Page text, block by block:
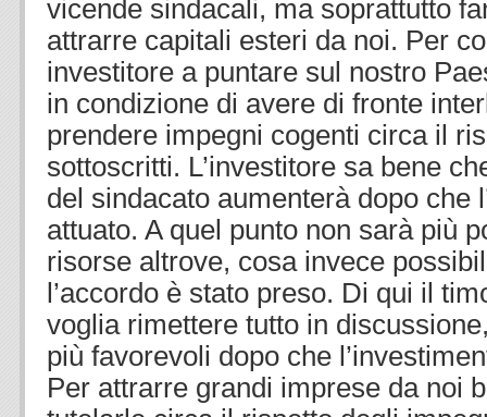
vicende sindacali, ma soprattutto
attrarre capitali esteri da noi. Per
investitore a puntare sul nostro
in condizione di avere di fronte
prendere impegni cogenti circa il
sottoscritti. L’investitore sa bene
del sindacato aumenterà dopo che
attuato. A quel punto non sarà più
risorse altrove, cosa invece
l’accordo è stato preso. Di qui il
voglia rimettere tutto in
più favorevoli dopo che
Per attrarre grandi imprese da noi